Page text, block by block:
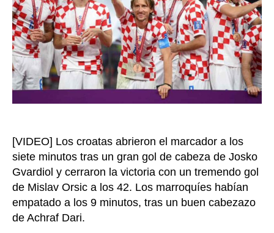
tras
de
[VIDEO] Los croatas abrieron el marcador a los
siete minutos tras un gran gol de cabeza de Josko
Gvardiol y cerraron la victoria con un tremendo gol
de Mislav Orsic a los 42. Los marroquíes habían
empatado a los 9 minutos, tras un buen cabezazo
de Achraf Dari.